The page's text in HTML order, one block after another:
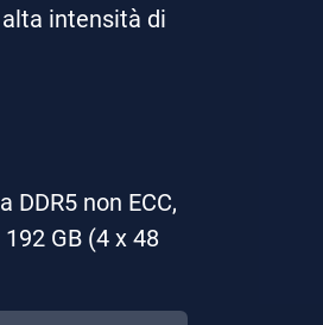
intensità di
non ECC,
GB (4 x 48